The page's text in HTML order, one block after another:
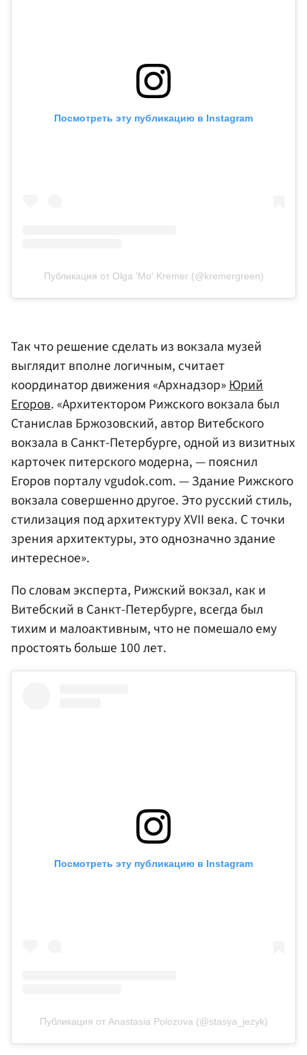
Посмотреть эту публикацию в Instagram
Публикация от Olga 'Mo' Kremer (@kremergreen)
Так что решение сделать из вокзала музей
выглядит вполне логичным, считает
координатор движения «Архнадзор»Юрий
Егоров. «Архитектором Рижского вокзала был
Станислав Бржозовский, автор Витебского
вокзала в Санкт-Петербурге, одной из визитных
карточек питерского модерна, — пояснил
Егоров порталу vgudok.com. — Здание Рижского
вокзала совершенно другое. Это русский стиль,
стилизация под архитектуру XVII века. С точки
зрения архитектуры, это однозначно здание
интересное».
По словам эксперта, Рижский вокзал, как и
Витебский в Санкт-Петербурге, всегда был
тихим и малоактивным, что не помешало ему
простоять больше 100 лет.
Посмотреть эту публикацию в Instagram
Публикация от Anastasia Polozova (@stasya_jezyk)